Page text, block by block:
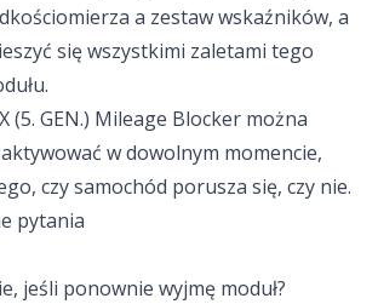
a zestaw wskaźników, a
się wszystkimi zaletami tego
(5. GEN.) Mileage Blocker można
w dowolnym momencie,
czy samochód porusza się, czy nie.
pytania
jeśli ponownie wyjmę moduł?